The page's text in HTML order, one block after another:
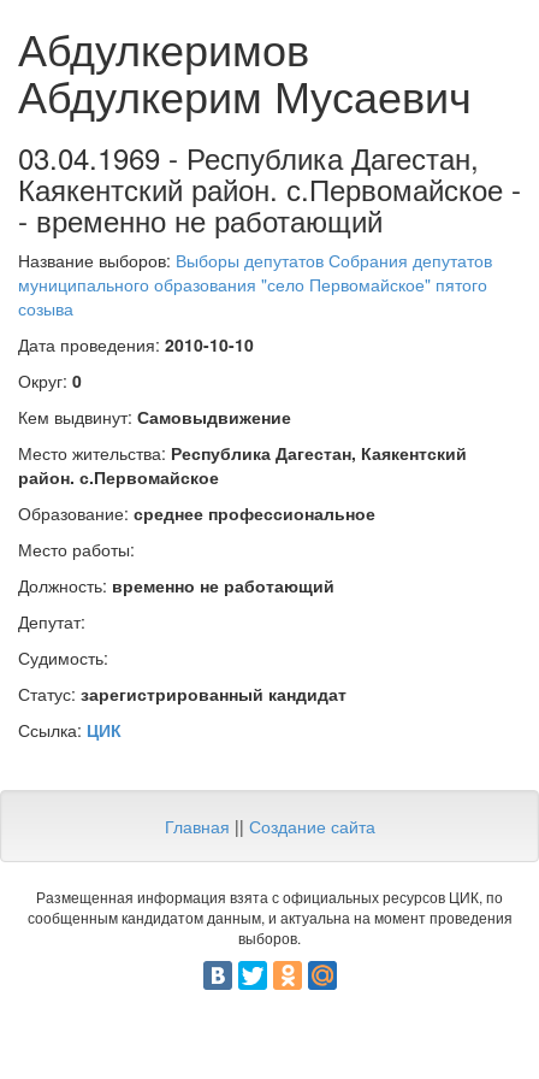
Абдулкеримов
Абдулкерим Мусаевич
03.04.1969 - Республика Дагестан,
Каякентский район. с.Первомайское -
- временно не работающий
Название выборов: Выборы депутатов Собрания депутатов
муниципального образования "село Первомайское" пятого
созыва
Дата проведения: 2010-10-10
Округ: 0
Кем выдвинут: Самовыдвижение
Место жительства: Республика Дагестан, Каякентский
район. с.Первомайское
Образование: среднее профессиональное
Место работы:
Должность: временно не работающий
Депутат:
Судимость:
Статус: зарегистрированный кандидат
Ссылка: ЦИК
Главная || Создание сайта
Размещенная информация взята с официальных ресурсов ЦИК, по
сообщенным кандидатом данным, и актуальна на момент проведения
выборов.